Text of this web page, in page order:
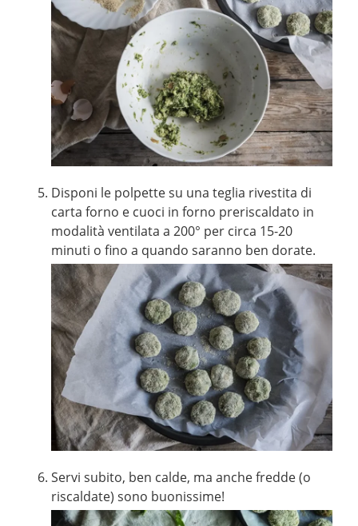
Disponi le polpette su una teglia rivestita di
carta forno e cuoci in forno preriscaldato in
modalità ventilata a 200° per circa 15-20
minuti o fino a quando saranno ben dorate.
Servi subito, ben calde, ma anche fredde (o
riscaldate) sono buonissime!